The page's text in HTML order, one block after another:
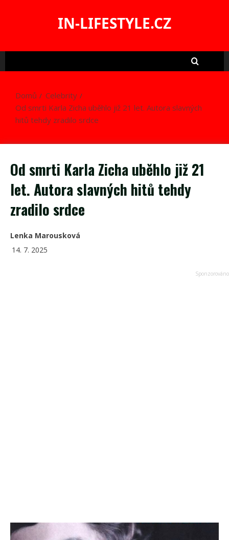
IN-LIFESTYLE.CZ
Domů
Celebrity
Od smrti Karla Zicha uběhlo již 21 let. Autora slavných
hitů tehdy zradilo srdce
Od smrti Karla Zicha uběhlo již 21
let. Autora slavných hitů tehdy
zradilo srdce
Lenka Marousková
14. 7. 2025